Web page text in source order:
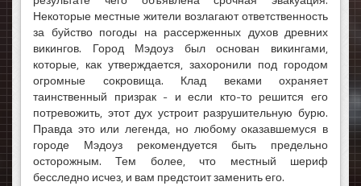
Некоторые местные жители возлагают ответственность
за буйство погоды на рассерженных духов древних
викингов. Город Мэдоуз был основан викингами,
которые, как утверждается, захоронили под городом
огромные сокровища. Клад веками охраняет
таинственный призрак - и если кто-то решится его
потревожить, этот дух устроит разрушительную бурю.
Правда это или легенда, но любому оказавшемуся в
городе Мэдоуз рекомендуется быть предельно
осторожным. Тем более, что местный шериф
бесследно исчез, и вам предстоит заменить его.